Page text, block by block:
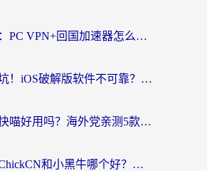
海外党必看：PC VPN+回国加速器怎么选？无缝访问国内资源全攻略
海外党别踩坑！iOS破解版软件不可靠？教你选对回国加速器无缝看国内资源
雷神手游和快喵好用吗？海外党亲测5款回国加速器，附斧牛Bling对比+微信视频号解决办法
海外党纠结ChickCN和小黑牛哪个好？一篇帮你选对回国加速器的实用指南